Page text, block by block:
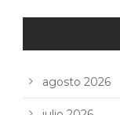
agosto 2026